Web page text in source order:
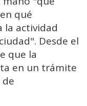
qué
la actividad
Desde el
que la
en un trámite